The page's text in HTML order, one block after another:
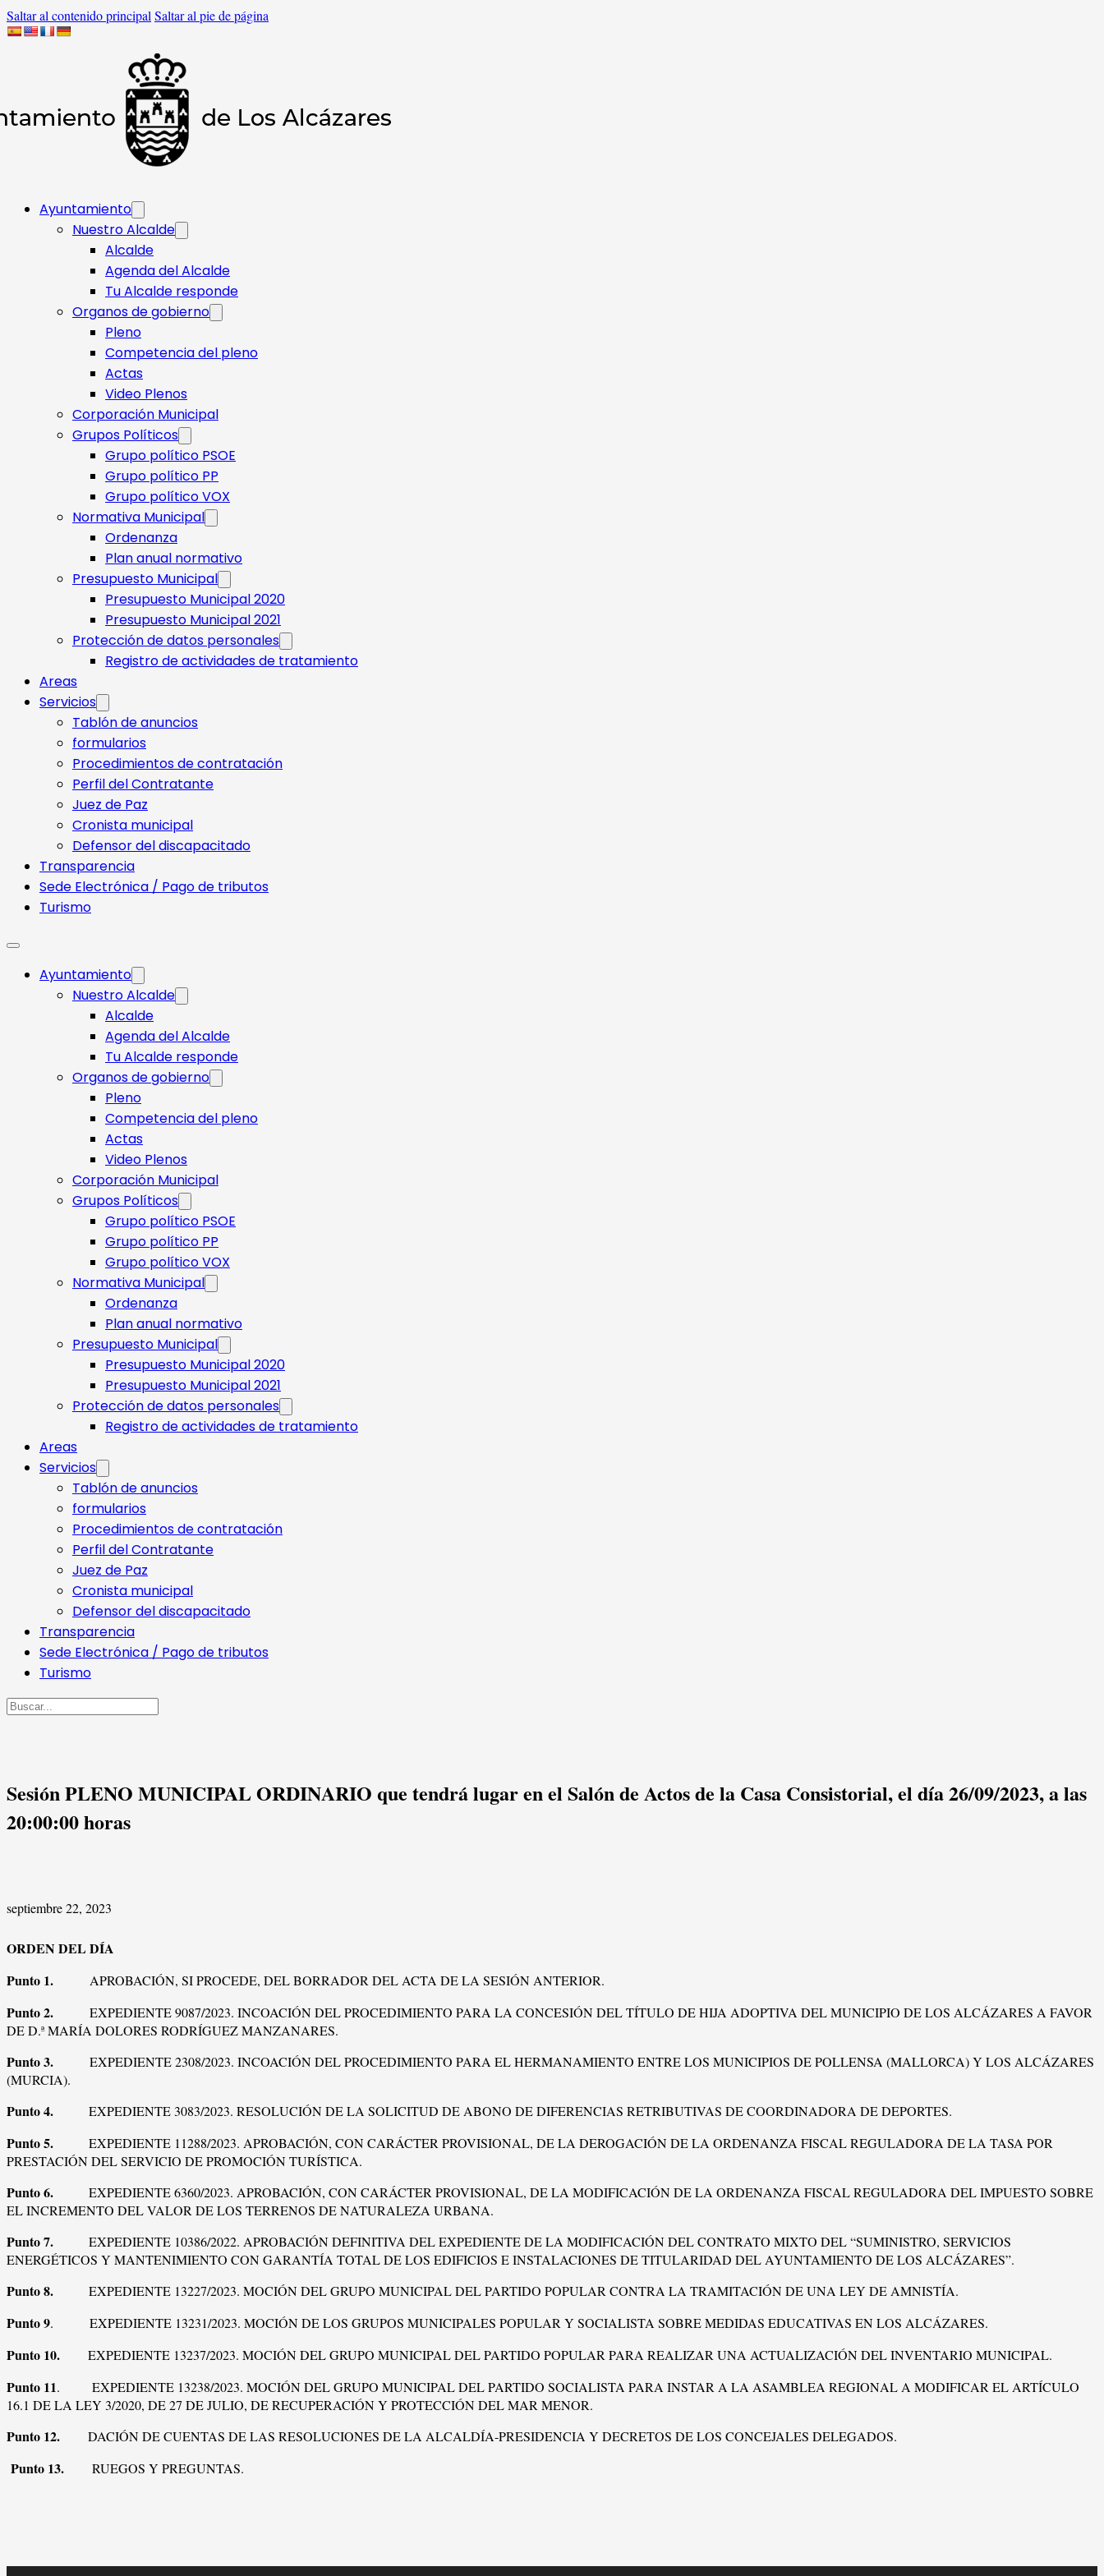
Saltar al contenido principal Saltar al pie de página
Ayuntamiento
Nuestro Alcalde
Alcalde
Agenda del Alcalde
Tu Alcalde responde​
Organos de gobierno
Pleno
Competencia del pleno
Actas
Video Plenos
Corporación Municipal
Grupos Políticos
Grupo político PSOE
Grupo político PP
Grupo político VOX
Normativa Municipal
Ordenanza
Plan anual normativo
Presupuesto Municipal
Presupuesto Municipal 2020
Presupuesto Municipal 2021
Protección de datos personales
Registro de actividades de tratamiento
Areas
Servicios
Tablón de anuncios
formularios
Procedimientos de contratación
Perfil del Contratante
Juez de Paz
Cronista municipal
Defensor del discapacitado
Transparencia
Sede Electrónica / Pago de tributos
Turismo
Ayuntamiento
Nuestro Alcalde
Alcalde
Agenda del Alcalde
Tu Alcalde responde​
Organos de gobierno
Pleno
Competencia del pleno
Actas
Video Plenos
Corporación Municipal
Grupos Políticos
Grupo político PSOE
Grupo político PP
Grupo político VOX
Normativa Municipal
Ordenanza
Plan anual normativo
Presupuesto Municipal
Presupuesto Municipal 2020
Presupuesto Municipal 2021
Protección de datos personales
Registro de actividades de tratamiento
Areas
Servicios
Tablón de anuncios
formularios
Procedimientos de contratación
Perfil del Contratante
Juez de Paz
Cronista municipal
Defensor del discapacitado
Transparencia
Sede Electrónica / Pago de tributos
Turismo
Buscar
Sesión PLENO MUNICIPAL ORDINARIO que tendrá lugar en el Salón de Actos de la Casa Consistorial, el día 26/09/2023, a las
20:00:00 horas
septiembre 22, 2023
ORDEN DEL DÍA
Punto 1. APROBACIÓN, SI PROCEDE, DEL BORRADOR DEL ACTA DE LA SESIÓN ANTERIOR.
Punto 2.
EXPEDIENTE 9087/2023. INCOACIÓN DEL PROCEDIMIENTO PARA LA CONCESIÓN DEL TÍTULO DE HIJA ADOPTIVA DEL MUNICIPIO DE LOS ALCÁZARES A FAVOR
DE D.ª MARÍA DOLORES RODRÍGUEZ MANZANARES.
Punto 3. EXPEDIENTE 2308/2023. INCOACIÓN DEL PROCEDIMIENTO PARA EL HERMANAMIENTO ENTRE LOS MUNICIPIOS DE POLLENSA (MALLORCA) Y LOS ALCÁZARES
(MURCIA).
Punto 4. EXPEDIENTE 3083/2023. RESOLUCIÓN DE LA SOLICITUD DE ABONO DE DIFERENCIAS RETRIBUTIVAS DE COORDINADORA DE DEPORTES.
Punto 5.
EXPEDIENTE 11288/2023. APROBACIÓN, CON CARÁCTER PROVISIONAL, DE LA DEROGACIÓN DE LA ORDENANZA FISCAL REGULADORA DE LA TASA POR
PRESTACIÓN DEL SERVICIO DE PROMOCIÓN TURÍSTICA.
Punto 6.
EXPEDIENTE 6360/2023. APROBACIÓN, CON CARÁCTER PROVISIONAL, DE LA MODIFICACIÓN DE LA ORDENANZA FISCAL REGULADORA DEL IMPUESTO SOBRE
EL INCREMENTO DEL VALOR DE LOS TERRENOS DE NATURALEZA URBANA.
Punto 7. EXPEDIENTE 10386/2022. APROBACIÓN DEFINITIVA DEL EXPEDIENTE DE LA MODIFICACIÓN DEL CONTRATO MIXTO DEL “SUMINISTRO, SERVICIOS
ENERGÉTICOS Y MANTENIMIENTO CON GARANTÍA TOTAL DE LOS EDIFICIOS E INSTALACIONES DE TITULARIDAD DEL AYUNTAMIENTO DE LOS ALCÁZARES”.
Punto 8. EXPEDIENTE 13227/2023. MOCIÓN DEL GRUPO MUNICIPAL DEL PARTIDO POPULAR CONTRA LA TRAMITACIÓN DE UNA LEY DE AMNISTÍA.
Punto 9. EXPEDIENTE 13231/2023. MOCIÓN DE LOS GRUPOS MUNICIPALES POPULAR Y SOCIALISTA SOBRE MEDIDAS EDUCATIVAS EN LOS ALCÁZARES.
Punto 10. EXPEDIENTE 13237/2023. MOCIÓN DEL GRUPO MUNICIPAL DEL PARTIDO POPULAR PARA REALIZAR UNA ACTUALIZACIÓN DEL INVENTARIO MUNICIPAL.
Punto 11. EXPEDIENTE 13238/2023. MOCIÓN DEL GRUPO MUNICIPAL DEL PARTIDO SOCIALISTA PARA INSTAR A LA ASAMBLEA REGIONAL A MODIFICAR EL ARTÍCULO
16.1 DE LA LEY 3/2020, DE 27 DE JULIO, DE RECUPERACIÓN Y PROTECCIÓN DEL MAR MENOR.
Punto 12. DACIÓN DE CUENTAS DE LAS RESOLUCIONES DE LA ALCALDÍA-PRESIDENCIA Y DECRETOS DE LOS CONCEJALES DELEGADOS.
Punto 13. RUEGOS Y PREGUNTAS.